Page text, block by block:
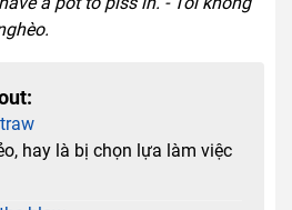
hay là bị chọn lựa làm việc